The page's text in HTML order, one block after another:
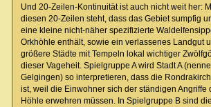
Und 20-Zeilen-Kontinuität ist auch nicht weit her:
diesen 20-Zeilen steht, dass das Gebiet sumpfig
eine kleine nicht-näher spezifizierte
Orkhöhle enthält, sowie ein verlassenes Landgut
größere Städte mit Tempeln lokal wichtiger
dieser Vageheit. Spielgruppe A wird Stadt A
Gelgingen) so interpretieren, dass die
ist, weil die Einwohner sich der ständigen Angriffe
Höhle erwehren müssen. In Spielgruppe B sind